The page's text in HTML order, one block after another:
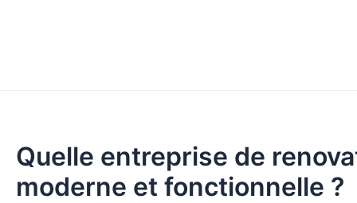
Quelle entreprise de
moderne et fonctionnelle ?